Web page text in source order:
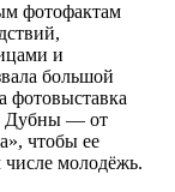
фотофактам
и
большой
фотовыставка
Дубны — от
чтобы ее
молодёжь.